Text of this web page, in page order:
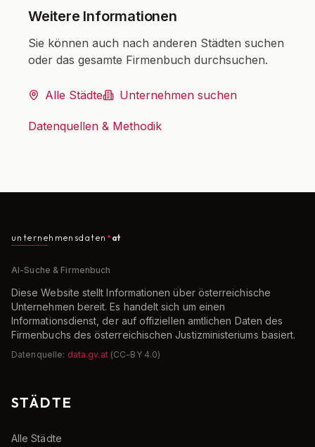
Weitere Informationen
Sie können auch nach anderen Städten suchen
oder das gesamte Firmenbuch durchsuchen.
Alle Städte Unternehmen suchen
Datenquellen & Methodik
unternehmensdaten at
AI-Suche & Firmenbuch
Diese Website stellt Informationen über österreichische
Unternehmen bereit. Es handelt sich um einen
Informationsdienst, der auf offiziellen amtlichen Daten des
Firmenbuchs des österreichischen Justizministeriums basiert.
Datenquelle: data.gv.at (CC-BY 4.0)
STÄDTE
Alle Städte